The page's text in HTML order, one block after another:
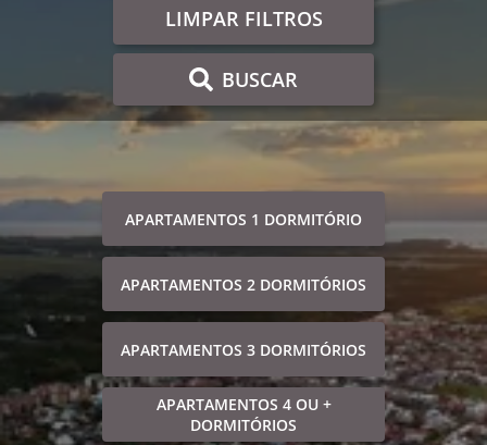
LIMPAR FILTROS
BUSCAR
APARTAMENTOS 1 DORMITÓRIO
APARTAMENTOS 2 DORMITÓRIOS
APARTAMENTOS 3 DORMITÓRIOS
APARTAMENTOS 4 OU +
DORMITÓRIOS